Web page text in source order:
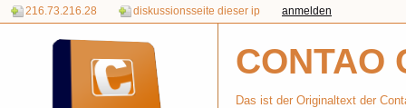
216.73.216.28 diskussionsseite dieser ip anmelden
CONTAO
Das ist der Originaltext der